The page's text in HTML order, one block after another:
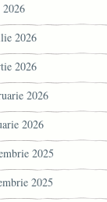
2026
2026
2026
2026
2025
2025